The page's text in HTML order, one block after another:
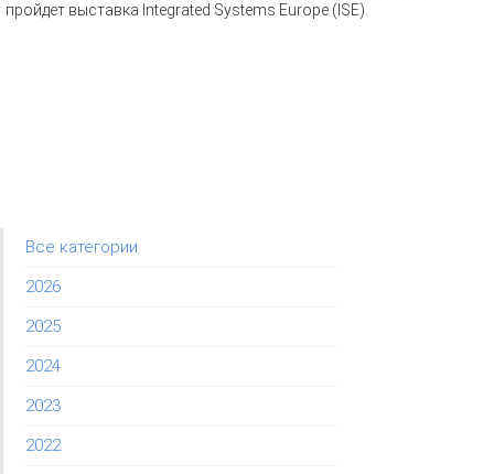
пройдет выставка Integrated Systems Europe (ISE).
Все категории
2026
2025
2024
2023
2022